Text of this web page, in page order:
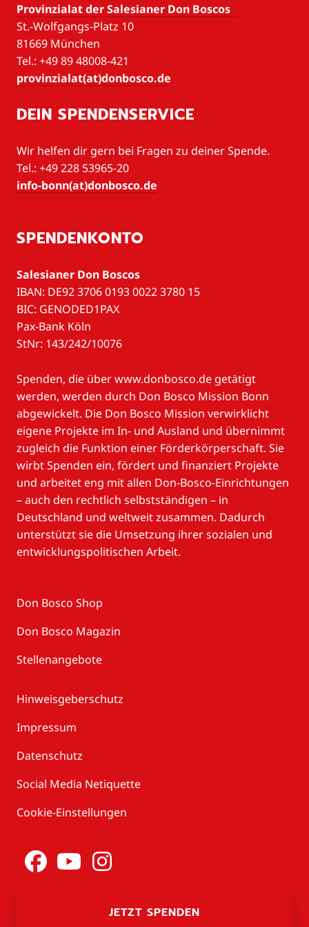
JETZT SPENDEN
Provinzialat der Salesianer Don Boscos
St.-Wolfgangs-Platz 10
81669 München
Tel.: +49 89 48008-421
provinzialat(at)donbosco.de
DEIN SPENDENSERVICE
Wir helfen dir gern bei Fragen zu deiner Spende.
Tel.: +49 228 53965-20
info-bonn(at)donbosco.de
SPENDENKONTO
Salesianer Don Boscos
IBAN: DE92 3706 0193 0022 3780 15
BIC: GENODED1PAX
Pax-Bank Köln
StNr: 143/242/10076
Spenden, die über www.donbosco.de getätigt
werden, werden durch Don Bosco Mission Bonn
abgewickelt. Die Don Bosco Mission verwirklicht
eigene Projekte im In- und Ausland und übernimmt
zugleich die Funktion einer Förderkörperschaft. Sie
wirbt Spenden ein, fördert und finanziert Projekte
und arbeitet eng mit allen Don-Bosco-Einrichtungen
– auch den rechtlich selbstständigen – in
Deutschland und weltweit zusammen. Dadurch
unterstützt sie die Umsetzung ihrer sozialen und
entwicklungspolitischen Arbeit.
Don Bosco Shop
Don Bosco Magazin
Stellenangebote
Hinweisgeberschutz
Impressum
Datenschutz
Social Media Netiquette
Cookie-Einstellungen